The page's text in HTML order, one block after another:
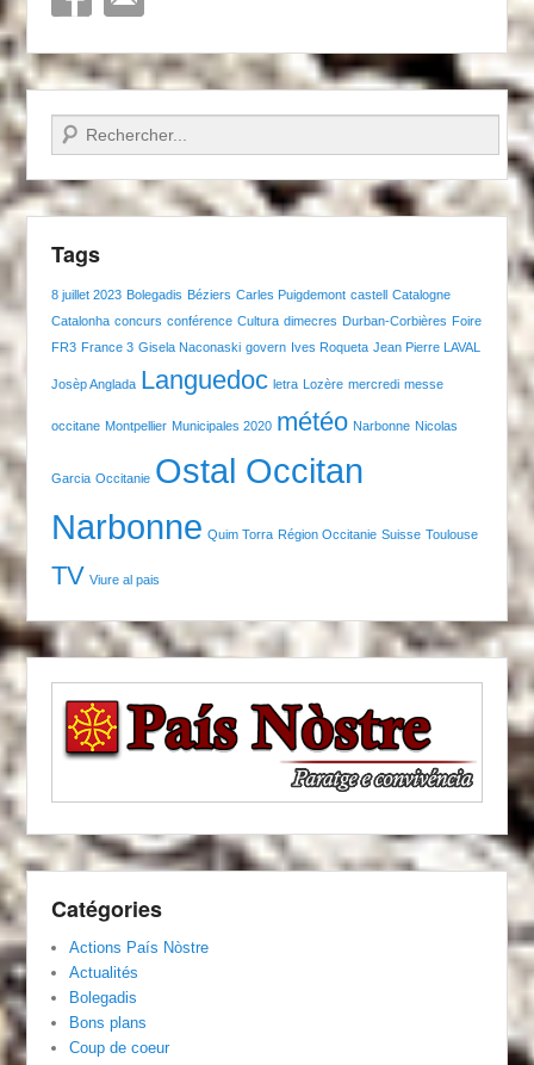
Recherche
Tags
8 juillet 2023 Bolegadis Béziers Carles Puigdemont castell Catalogne
Catalonha concurs conférence Cultura dimecres Durban-Corbières Foire
FR3 France 3 Gisela Naconaski govern Ives Roqueta Jean Pierre LAVAL
Josèp Anglada Languedoc letra Lozère mercredi messe
occitane Montpellier Municipales 2020 météo Narbonne Nicolas
Garcia Occitanie Ostal Occitan
Narbonne Quim Torra Région Occitanie Suisse Toulouse
TV Viure al pais
Catégories
Actions País Nòstre
Actualités
Bolegadis
Bons plans
Coup de coeur